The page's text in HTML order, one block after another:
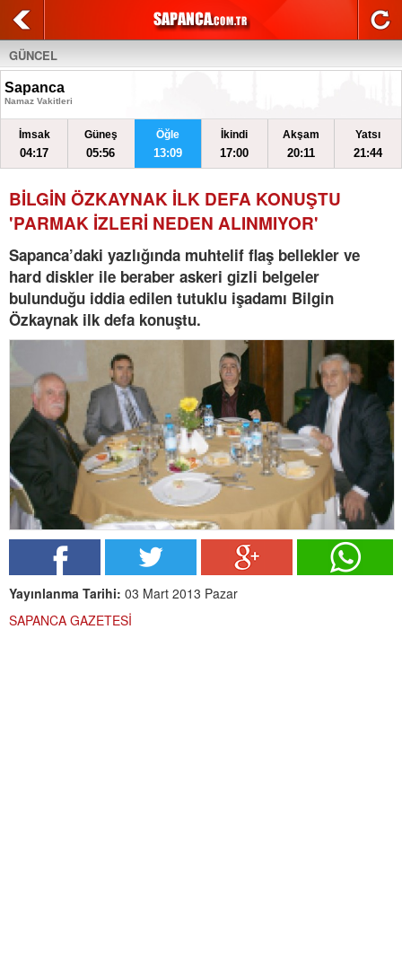
GÜNCEL
Sapanca
Namaz Vakitleri
İmsak
04:17
Güneş
05:56
Öğle
13:09
İkindi
17:00
Akşam
20:11
Yatsı
21:44
BİLGİN ÖZKAYNAK İLK DEFA KONUŞTU
'PARMAK İZLERİ NEDEN ALINMIYOR'
Sapanca’daki yazlığında muhtelif flaş bellekler ve
hard diskler ile beraber askeri gizli belgeler
bulunduğu iddia edilen tutuklu işadamı Bilgin
Özkaynak ilk defa konuştu.
Yayınlanma Tarihi: 03 Mart 2013 Pazar
SAPANCA GAZETESİ